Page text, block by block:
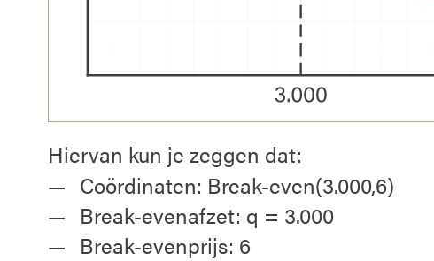
Hiervan kun je zeggen dat:
Coördinaten: Break-even(3.000,6)
Break-evenafzet: q = 3.000
Break-evenprijs: 6